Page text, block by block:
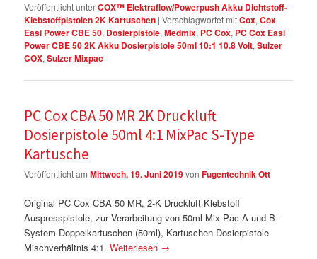
Veröffentlicht unterCOX™ Elektraflow/Powerpush Akku Dichtstoff-
Klebstoffpistolen 2K Kartuschen |Verschlagwortet mitCox,Cox
Easi Power CBE 50, Dosierpistole,Medmix, PC Cox, PC Cox Easi
Power CBE 50 2K Akku Dosierpistole 50ml 10:1 10.8 Volt,Sulzer
COX,Sulzer Mixpac
PC Cox CBA 50 MR 2K Druckluft
Dosierpistole 50ml 4:1 MixPac S-Type
Kartusche
Veröffentlicht amMittwoch, 19. Juni 2019vonFugentechnik Ott
Original PC Cox CBA 50 MR, 2-K Druckluft Klebstoff
Auspresspistole, zur Verarbeitung von 50ml Mix Pac A und B-
System Doppelkartuschen (50ml), Kartuschen-Dosierpistole
Mischverhältnis 4:1.Weiterlesen →